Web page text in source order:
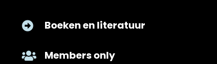
 Boeken en literatuur
 Members only